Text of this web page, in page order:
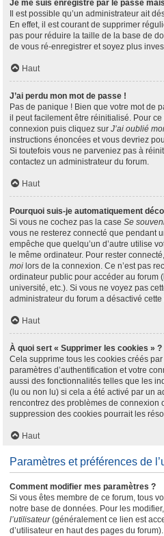
Je me suis enregistré par le passé
Il est possible qu’un administrateur ait
En effet, il est courant de supprimer
pas pour réduire la taille de la base de
de vous ré-enregistrer et soyez plus
Haut
J’ai perdu mon mot de passe !
Pas de panique ! Bien que votre mot de
il peut facilement être réinitialisé. Pour
connexion puis cliquez sur J’ai oublié
instructions énoncées et vous devriez
Si toutefois vous ne parveniez pas à
contactez un administrateur du forum.
Haut
Pourquoi suis-je automatiquement
Si vous ne cochez pas la case Se
vous ne resterez connecté que pendant
empêche que quelqu’un d’autre utilise
le même ordinateur. Pour rester
moi lors de la connexion. Ce n’est pas
ordinateur public pour accéder au forum
université, etc.). Si vous ne voyez pas
administrateur du forum a désactivé
Haut
À quoi sert « Supprimer les cookies » ?
Cela supprime tous les cookies créés
paramètres d’authentification et votre
aussi des fonctionnalités telles que les
(lu ou non lu) si cela a été activé par un
rencontrez des problèmes de connexion
suppression des cookies pourrait les
Haut
Paramètres et préférences de
Comment modifier mes paramètres ?
Si vous êtes membre de ce forum, tous
notre base de données. Pour les
l’utilisateur(généralement ce lien est
d’utilisateur en haut des pages du